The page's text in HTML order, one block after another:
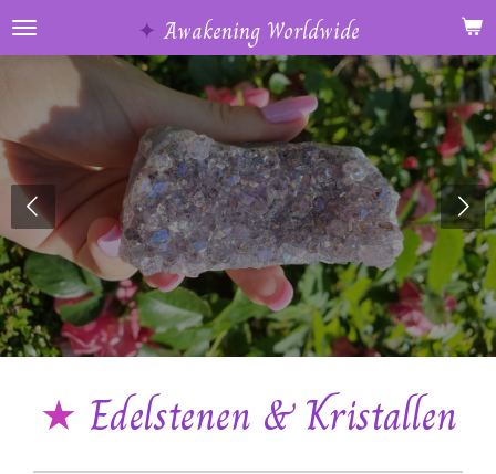
Ga
direct
hoofdinhoud
✦ Awakening Worldwide
★ Edelstenen & Kristallen